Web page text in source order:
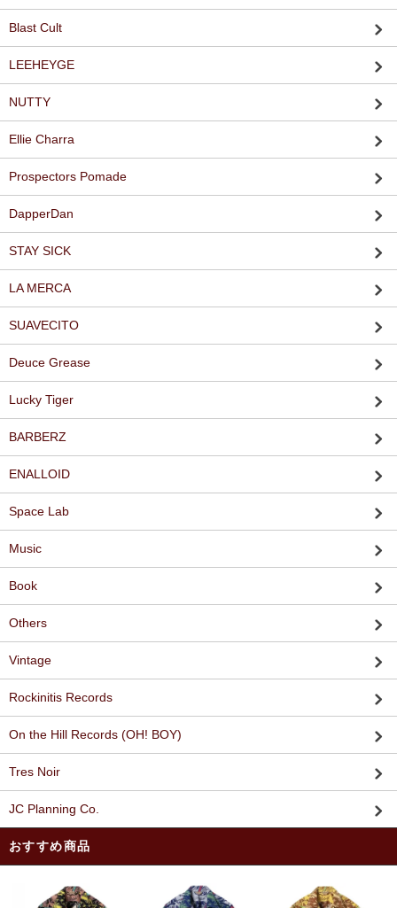
Blast Cult
LEEHEYGE
NUTTY
Ellie Charra
Prospectors Pomade
DapperDan
STAY SICK
LA MERCA
SUAVECITO
Deuce Grease
Lucky Tiger
BARBERZ
ENALLOID
Space Lab
Music
Book
Others
Vintage
Rockinitis Records
On the Hill Records (OH! BOY)
Tres Noir
JC Planning Co.
おすすめ商品